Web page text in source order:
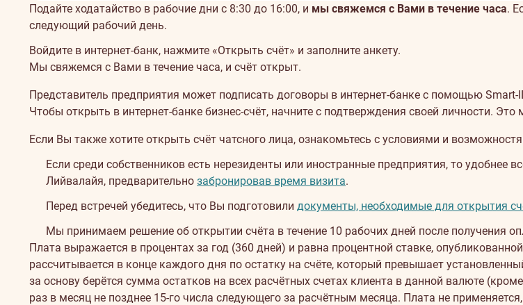
Подайте ходатайство в рабочие дни с 8:30 до 16:00, и мы свяжемся с Вами в течение часа.
следующий рабочий день.
Войдите в интернет-банк, нажмите «Открыть счёт» и заполните анкету.
Мы свяжемся с Вами в течение часа, и счёт открыт.
Представитель предприятия может подписать договоры в интернет-банке с помощью Smart-
Чтобы открыть в интернет-банке бизнес-счёт, начните с подтверждения своей личности.
Если Вы также хотите открыть счёт чатсного лица, ознакомьтесь с условиями и
Если среди собственников есть нерезиденты или иностранные предприятия, то удобнее
Лийвалайя, предварительно забронировав время визита.
Перед встречей убедитесь, что Вы подготовили документы, необходимые для открытия
Мы принимаем решение об открытии счёта в течение 10 рабочих дней после получения
Плата выражается в процентах за год (360 дней) и равна процентной ставке,
рассчитывается в конце каждого дня по остатку на счёте, который превышает
за основу берётся сумма остатков на всех расчётных счетах клиента в данной валюте
раз в месяц не позднее 15-го числа следующего за расчётным месяца. Плата не